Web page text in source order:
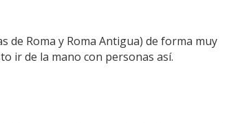
de Roma y Roma Antigua) de forma muy
ir de la mano con personas así.